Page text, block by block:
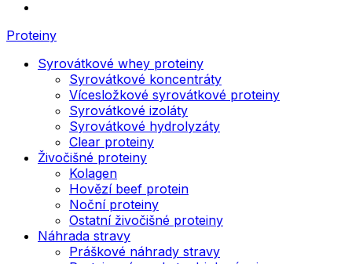
Proteiny
Syrovátkové whey proteiny
Syrovátkové koncentráty
Vícesložkové syrovátkové proteiny
Syrovátkové izoláty
Syrovátkové hydrolyzáty
Clear proteiny
Živočišné proteiny
Kolagen
Hovězí beef protein
Noční proteiny
Ostatní živočišné proteiny
Náhrada stravy
Práškové náhrady stravy